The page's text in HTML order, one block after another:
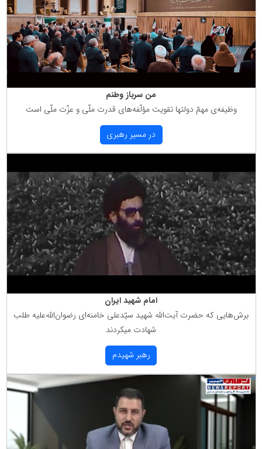
من سرباز وطنم
وظیفه‌ی مهمّ دولتها تقویت مؤلّفه‌های قدرت ملّی و عزّت ملّی است
در مسیر رهبری
امام شهید ایران
برش‌هایی كه حضرت آیت‌الله شهید سیّدعلی خامنه‌ای رضوان‌الله‌علیه طلب
شهادت میكردند
رهبر شهیدم